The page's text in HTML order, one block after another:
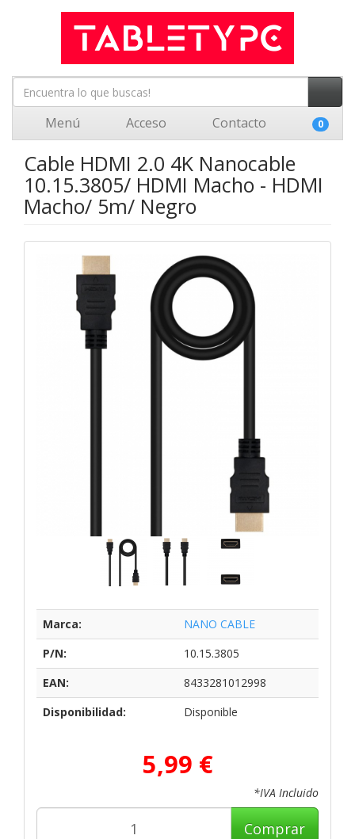
Menú Acceso Contacto 0
Cable HDMI 2.0 4K Nanocable
10.15.3805/ HDMI Macho - HDMI
Macho/ 5m/ Negro
Marca:
NANO CABLE
P/N:
10.15.3805
EAN:
8433281012998
Disponibilidad:
Disponible
5,99 €
*IVA Incluido
Comprar